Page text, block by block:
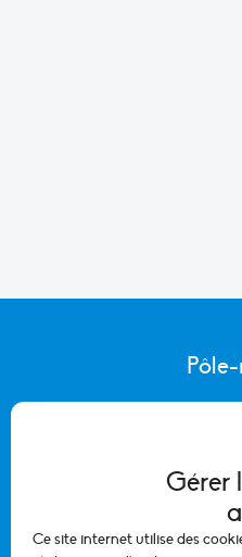
Gérer
Ce site internet utilise des